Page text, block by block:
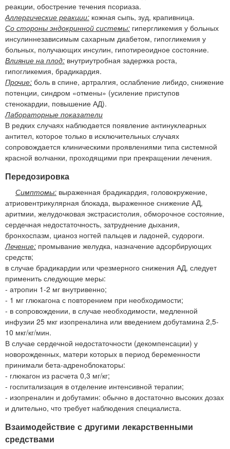
реакции, обострение течения псориаза.
Аллергические реакции: кожная сыпь, зуд, крапивница.
Со стороны эндокринной системы: гипергликемия у больных
инсулиннезависимым сахарным диабетом, гипогликемия у
больных, получающих инсулин, гипотиреоидное состояние.
Влияние на плод: внутриутробная задержка роста,
гипогликемия, брадикардия.
Прочие: боль в спине, артралгия, ослабление либидо, снижение
потенции, синдром «отмены» (усиление приступов
стенокардии, повышение АД).
Лабораторные показатели
В редких случаях наблюдается появление антинуклеарных
антител, которое только в исключительных случаях
сопровождается клиническими проявлениями типа системной
красной волчанки, проходящими при прекращении лечения.
Передозировка
Симптомы: выраженная брадикардия, головокружение,
атриовентрикулярная блокада, выраженное снижение АД,
аритмии, желудочковая экстрасистолия, обморочное состояние,
сердечная недостаточность, затруднение дыхания,
бронхоспазм, цианоз ногтей пальцев и ладоней, судороги.
Лечение: промывание желудка, назначение адсорбирующих
средств;
в случае брадикардии или чрезмерного снижения АД, следует
применить следующие меры:
- атропин 1-2 мг внутривенно;
- 1 мг глюкагона с повторением при необходимости;
- в сопровождении, в случае необходимости, медленной
инфузии 25 мкг изопреналина или введением добутамина 2,5-
10 мкг/кг/мин.
В случае сердечной недостаточности (декомпенсации) у
новорожденных, матери которых в период беременности
принимали бета-адреноблокаторы:
- глюкагон из расчета 0,3 мг/кг;
- госпитализация в отделение интенсивной терапии;
- изопреналин и добутамин: обычно в достаточно высоких дозах
и длительно, что требует наблюдения специалиста.
Взаимодействие с другими лекарственными
средствами